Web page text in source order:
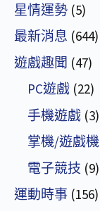
星情運勢 (5)
最新消息 (644)
遊戲趣聞 (47)
PC遊戲 (22)
手機遊戲 (3)
掌機/遊戲機
電子競技 (9)
運動時事 (156)